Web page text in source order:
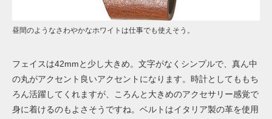
昼間のようなさわやかなホワイトは仕事でも使えそう。
フェイスは42mmと少し大きめ。文字がなくシンプルで、真ん中
の丸がアクセント良いアクセントになります。時計としてももち
ろん活躍してくれますが、ころんと大きめのアクセサリー感覚で
身に着けるのもよさそうですね。ベルトはイタリア製の革を使用